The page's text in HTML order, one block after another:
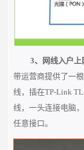
3、网线入户上
带运营商提供了一
线，插在TP-Link
线，一头连接电脑
任意接口。